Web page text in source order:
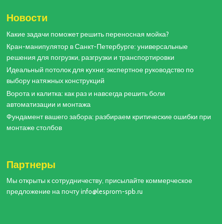
Новости
Какие задачи поможет решить переносная мойка?
Кран-манипулятор в Санкт-Петербурге: универсальные
решения для погрузки, разгрузки и транспортировки
Идеальный потолок для кухни: экспертное руководство по
выбору натяжных конструкций
Ворота и калитка: как раз и навсегда решить боли
автоматизации и монтажа
Фундамент вашего забора: разбираем критические ошибки при
монтаже столбов
Партнеры
Мы открыты к сотрудничеству, присылайте коммерческое
предложение на почту info@lesprom-spb.ru